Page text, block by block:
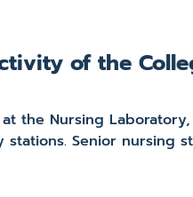
of the
the Nursing
stations. Senior